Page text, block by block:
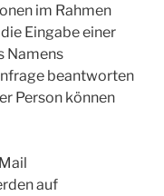
im Rahmen
Eingabe einer
Namens
beantworten
Person können
auf